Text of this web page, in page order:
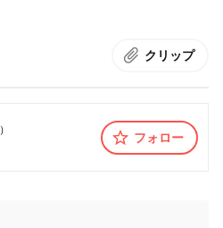
クリップ
）
フォロー